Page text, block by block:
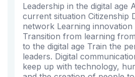
Leadership in the digital age
current situation Citizenship
network Learning
Transition from learning
to the digital age Train the
leaders. Digital
keep up with technology,